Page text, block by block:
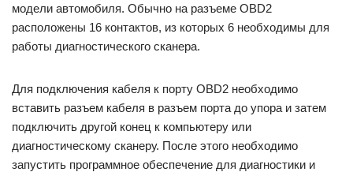
модели автомобиля. Обычно на разъеме OBD2
расположены 16 контактов, из которых 6 необходимы для
работы диагностического сканера.
Для подключения кабеля к порту OBD2 необходимо
вставить разъем кабеля в разъем порта до упора и затем
подключить другой конец к компьютеру или
диагностическому сканеру. После этого необходимо
запустить программное обеспечение для диагностики и